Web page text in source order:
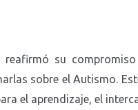
reafirmó su
sobre el Autismo.
el aprendizaje, el